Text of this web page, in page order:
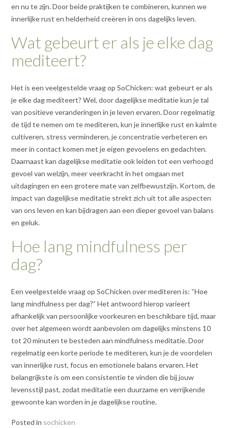
en nu te zijn. Door beide praktijken te combineren, kunnen we
innerlijke rust en helderheid creëren in ons dagelijks leven.
Wat gebeurt er als je elke dag
mediteert?
Het is een veelgestelde vraag op SoChicken: wat gebeurt er als
je elke dag mediteert? Wel, door dagelijkse meditatie kun je tal
van positieve veranderingen in je leven ervaren. Door regelmatig
de tijd te nemen om te mediteren, kun je innerlijke rust en kalmte
cultiveren, stress verminderen, je concentratie verbeteren en
meer in contact komen met je eigen gevoelens en gedachten.
Daarnaast kan dagelijkse meditatie ook leiden tot een verhoogd
gevoel van welzijn, meer veerkracht in het omgaan met
uitdagingen en een grotere mate van zelfbewustzijn. Kortom, de
impact van dagelijkse meditatie strekt zich uit tot alle aspecten
van ons leven en kan bijdragen aan een dieper gevoel van balans
en geluk.
Hoe lang mindfulness per
dag?
Een veelgestelde vraag op SoChicken over mediteren is: “Hoe
lang mindfulness per dag?” Het antwoord hierop varieert
afhankelijk van persoonlijke voorkeuren en beschikbare tijd, maar
over het algemeen wordt aanbevolen om dagelijks minstens 10
tot 20 minuten te besteden aan mindfulness meditatie. Door
regelmatig een korte periode te mediteren, kun je de voordelen
van innerlijke rust, focus en emotionele balans ervaren. Het
belangrijkste is om een consistentie te vinden die bij jouw
levensstijl past, zodat meditatie een duurzame en verrijkende
gewoonte kan worden in je dagelijkse routine.
Posted in sochicken